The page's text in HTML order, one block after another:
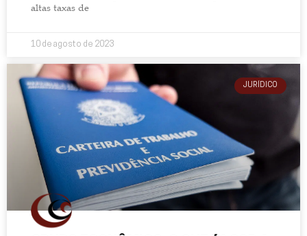
altas taxas de
10 de agosto de 2023
JURÍDICO